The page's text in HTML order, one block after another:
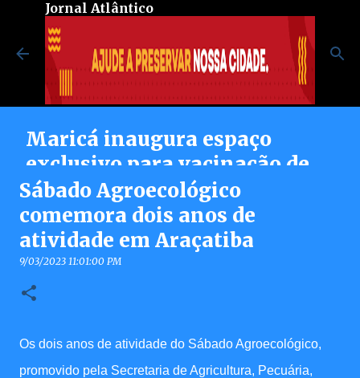
Pular para o conteúdo principal
Jornal Atlântico
Maricá inaugura espaço
exclusivo para vacinação de
pessoas autistas no Centro de
Vacinação Integrada
8/07/2026 08:37:00 PM
0
Sábado Agroecológico
comemora dois anos de
atividade em Araçatiba
9/03/2023 11:01:00 PM
Os dois anos de atividade do Sábado Agroecológico,
promovido pela Secretaria de Agricultura, Pecuária,